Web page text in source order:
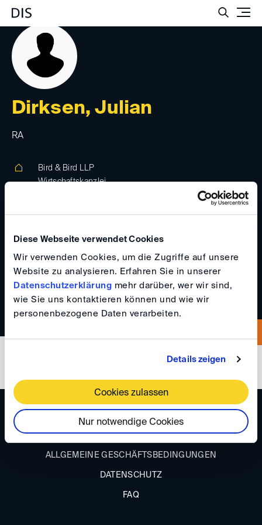
Diese Webseite verwendet Cookies
Wir verwenden Cookies, um die Zugriffe auf unsere
Website zu analysieren. Erfahren Sie in unserer
Datenschutzerklärung mehr darüber, wer wir sind,
wie Sie uns kontaktieren können und wie wir
personenbezogene Daten verarbeiten.
Details zeigen
Cookies zulassen
Nur notwendige Cookies
Dirksen, Julian
RA
Bird & Bird LLP
Wirtschaftskanzlei
Deutschland
069 742226122
IMPRESSUM
ALLGEMEINE GESCHÄFTSBEDINGUNGEN
DATENSCHUTZ
FAQ